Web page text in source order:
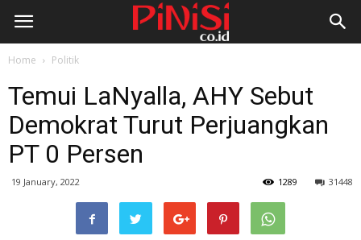
Home Politik
Temui LaNyalla, AHY Sebut
Demokrat Turut Perjuangkan
PT 0 Persen
19 January, 2022 31448
1289